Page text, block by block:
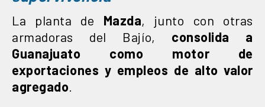
La planta de Mazda, junto con otras
armadoras del Bajío, consolida a
Guanajuato como motor de
exportaciones y empleos de alto valor
agregado